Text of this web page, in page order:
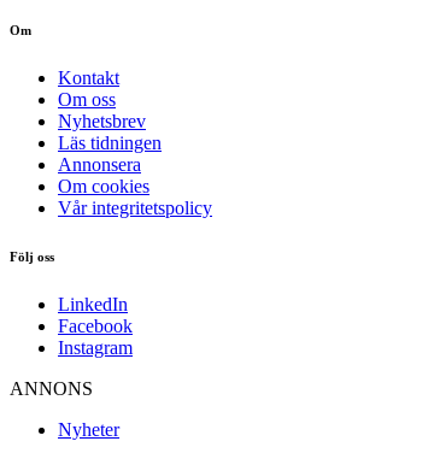
Om
Kontakt
Om oss
Nyhetsbrev
Läs tidningen
Annonsera
Om cookies
Vår integritetspolicy
Följ oss
LinkedIn
Facebook
Instagram
ANNONS
Nyheter